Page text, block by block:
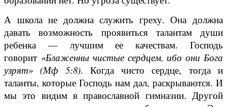
А школа не должна служить греху. Она должна
давать возможность проявиться талантам души
ребенка — лучшим ее качествам. Господь
говорит «Блаженны чистые сердцем, ибо они Бога
узрят» (Мф 5:8). Когда чисто сердце, тогда и
таланты, которые Господь нам дал, раскрываются. И
мы это видим в православной гимназии. Другой